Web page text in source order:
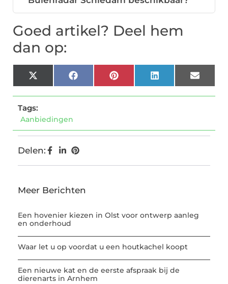
Goed artikel? Deel hem
dan op:
X
(Twitter)
FacebookPinterestLinkedInEmail
Tags:
Aanbiedingen
Delen:
Meer Berichten
Een hovenier kiezen in Olst voor ontwerp aanleg
en onderhoud
Waar let u op voordat u een houtkachel koopt
Een nieuwe kat en de eerste afspraak bij de
dierenarts in Arnhem